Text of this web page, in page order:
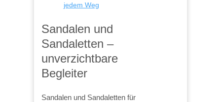
jedem Weg
Sandalen und
Sandaletten –
unverzichtbare
Begleiter
Sandalen und Sandaletten für